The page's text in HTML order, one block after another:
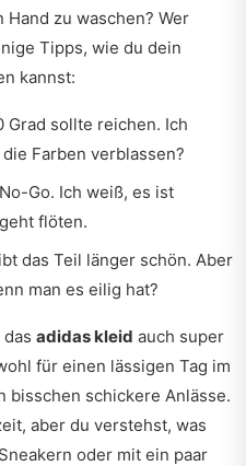
zu waschen? Wer
Tipps, wie du dein
kannst:
Grad sollte reichen. Ich
Farben verblassen?
Go. Ich weiß, es ist
flöten.
das Teil länger schön. Aber
man es eilig hat?
adidas kleid auch super
für einen lässigen Tag im
bisschen schickere Anlässe.
aber du verstehst, was
oder mit ein paar